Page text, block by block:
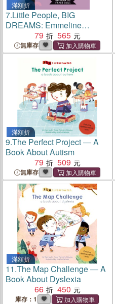
滿額折
7.Little People, BIG
DREAMS: Emmeline
Pankhurst Paper Doll (英國
版)(精裝本)
79 565
無庫存
滿額折
9.The Perfect Project ― A
Book About Autism
79
509
無庫存
滿額折
11.The Map Challenge ― A
Book About Dyslexia
66
450
庫存：1